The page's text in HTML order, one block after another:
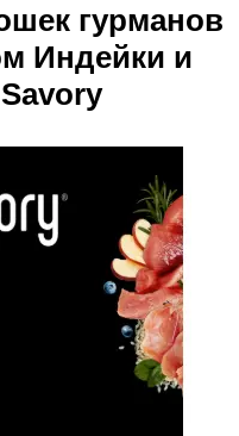
гурманов
Индейки и